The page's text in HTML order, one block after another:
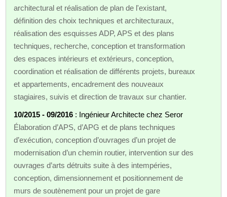
architectural et réalisation de plan de l'existant,
définition des choix techniques et architecturaux,
réalisation des esquisses ADP, APS et des plans
techniques, recherche, conception et transformation
des espaces intérieurs et extérieurs, conception,
coordination et réalisation de différents projets, bureaux
et appartements, encadrement des nouveaux
stagiaires, suivis et direction de travaux sur chantier.
10/2015 - 09/2016 : Ingénieur Architecte chez Seror
Élaboration d’APS, d’APG et de plans techniques
d’exécution, conception d’ouvrages d’un projet de
modernisation d’un chemin routier, intervention sur des
ouvrages d’arts détruits suite à des intempéries,
conception, dimensionnement et positionnement de
murs de soutènement pour un projet de gare